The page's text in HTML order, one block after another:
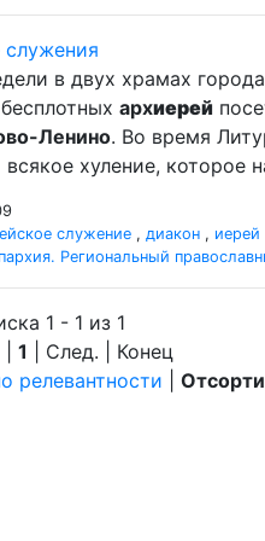
служения
в двух храмах
архиерей
Ленино. Во время
хуление, которое
служение , диакон , иерей
Региональный
1 - 1 из 1
1 | След. | Конец
релевантности